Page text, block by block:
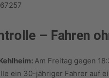
– Fahren
Am Freitag gegen
ein 30-jähriger Fahrer auf